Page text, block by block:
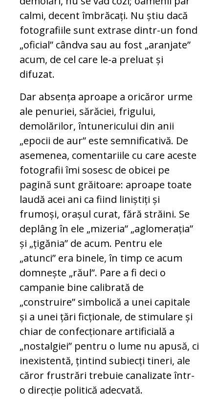
calmi, decent îmbrăcați. Nu știu dacă
fotografiile sunt extrase dintr-un fond
„oficial” cândva sau au fost „aranjate”
acum, de cel care le-a preluat și
difuzat.
Dar absența aproape a oricăror urme
ale penuriei, sărăciei, frigului,
demolărilor, întunericului din anii
„epocii de aur” este semnificativă. De
asemenea, comentariile cu care aceste
fotografii îmi sosesc de obicei pe
pagină sunt grăitoare: aproape toate
laudă acei ani ca fiind liniștiți și
frumoși, orașul curat, fără străini. Se
deplâng în ele „mizeria” „aglomerația”
și „țigănia” de acum. Pentru ele
„atunci” era binele, în timp ce acum
domnește „răul”. Pare a fi deci o
campanie bine calibrată de
„construire” simbolică a unei capitale
și a unei țări ficționale, de stimulare și
chiar de confecționare artificială a
„nostalgiei” pentru o lume nu apusă, ci
inexistentă, țintind subiecți tineri, ale
căror frustrări trebuie canalizate într-
o direcție politică adecvată.